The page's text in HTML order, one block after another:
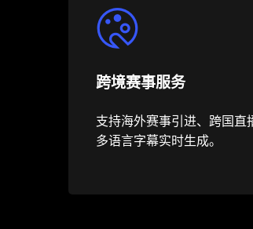
跨境赛事服务
支持海外赛事引进、跨国直
多语言字幕实时生成。